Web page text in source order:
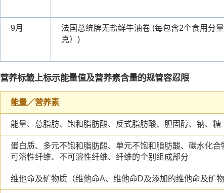
9月
法国总统牌无盐鲜牛油卷 (每包含2个食用分
克）)
营养标籤上标示能量值及营养素含量的规管容忍限
能量／营养素
能量、总脂肪、饱和脂肪酸、反式脂肪酸、胆固醇、钠、糖
蛋白质、多元不饱和脂肪酸、单元不饱和脂肪酸、碳水化合
可溶性纤维、不可溶性纤维、纤维的个别组成部分
维他命及矿物质（维他命A、维他命D及添加的维他命及矿物